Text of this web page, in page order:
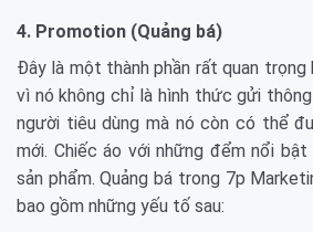
4. Promotion (Quảng bá)
Đây là một thành phần rất quan trọng
vì nó không chỉ là hình thức gửi
người tiêu dùng mà nó còn có thể
mới. Chiếc áo với những đểm nổi
sản phẩm. Quảng bá trong 7p
bao gồm những yếu tố sau: